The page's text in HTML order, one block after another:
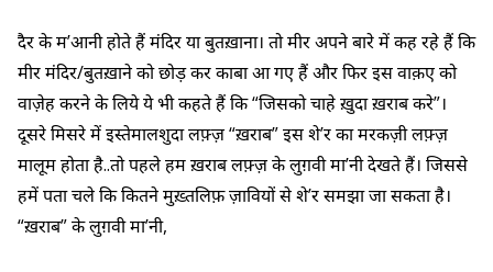
दैर के म’आनी होते हैं मंदिर या बुतख़ाना। तो मीर अपने बारे में कह रहे हैं कि
मीर मंदिर/बुतख़ाने को छोड़ कर काबा आ गए हैं और फिर इस वाक़ए को
वाज़ेह करने के लिये ये भी कहते हैं कि “जिसको चाहे ख़ुदा ख़राब करे”।
दूसरे मिसरे में इस्तेमालशुदा लफ़्ज़ “ख़राब” इस शे’र का मरकज़ी लफ़्ज़
मालूम होता है..तो पहले हम ख़राब लफ़्ज़ के लुग़वी मा’नी देखते हैं। जिससे
हमें पता चले कि कितने मुख़्तलिफ़ ज़ावियों से शे’र समझा जा सकता है।
“ख़राब” के लुग़वी मा’नी,